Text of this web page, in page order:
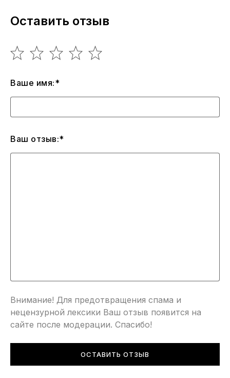
Оставить отзыв
Ваше имя:*
Ваш отзыв:*
Внимание! Для предотвращения спама и
нецензурной лексики Ваш отзыв появится на
сайте после модерации. Спасибо!
ОСТАВИТЬ ОТЗЫВ